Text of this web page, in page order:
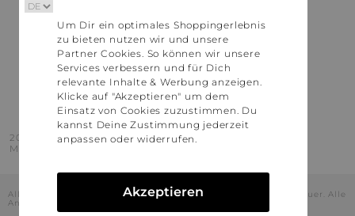
Österreich
Schweiz
France
United States
2016 - 2026 © Stylaholic.
Made for you with love in munich.
Alle Preise inkl. der jeweils geltenden gesetzlichen Mehrwertsteuer. Alle
Angaben ohne Gewähr.
Um Dir ein optimales Shoppingerlebnis
zu bieten nutzen wir und unsere
Partner Cookies. So können wir unsere
Services verbessern und für Dich
relevante Inhalte & Werbung anzeigen.
Klicke auf "Akzeptieren" um dem
Einsatz von Cookies zuzustimmen. Du
kannst Deine Zustimmung jederzeit
anpassen oder widerrufen.
Akzeptieren